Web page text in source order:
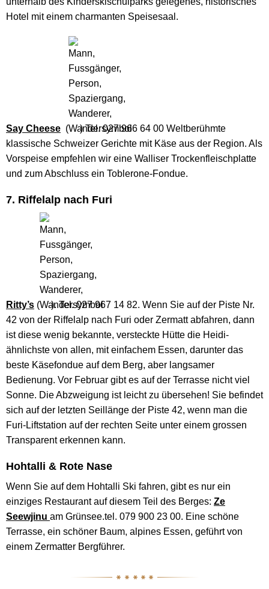
Hotel mit einem charmanten Speisesaal.
Say Cheese (
) Tel. 027 966 64 00 Weltberühmte
klassische Schweizer Gerichte mit Käse aus der Region. Als
Vorspeise empfehlen wir eine Walliser Trockenfleischplatte
und zum Abschluss ein Toblerone-Fondue.
7. Riffelalp nach Furi
Ritty’s (
). Tel. 027 967 14 82. Wenn Sie auf der Piste Nr.
42 von der Riffelalp nach Furi oder Zermatt abfahren, dann
ist diese wenig bekannte, versteckte Hütte die Heidi-
ähnlichste von allen, mit einfachem Essen, darunter das
beste Käsefondue auf dem Berg, aber langsamer
Bedienung. Vor Februar gibt es auf der Terrasse nicht viel
Sonne. Die Abzweigung ist leicht zu übersehen! Sie befindet
sich auf der letzten Seillänge der Piste 42, wenn man die
Furi-Liftstation auf der rechten Seite unter einem grossen
Transparent erkennen kann.
Hohtalli & Rote Nase
Wenn Sie auf dem Hohtalli Ski fahren, gibt es nur ein
einziges Restaurant auf diesem Teil des Berges: Ze
Seewjinu am Grünsee.tel. 079 900 23 00. Eine schöne
Terrasse, ein schöner Baum, alpines Essen, geführt von
einem Zermatter Bergführer.